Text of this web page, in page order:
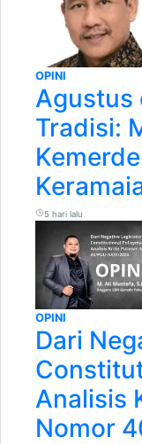
OPINI
Agustus
Tradisi:
5 hari lalu
OPINI
Dari
Analisis
Nomor